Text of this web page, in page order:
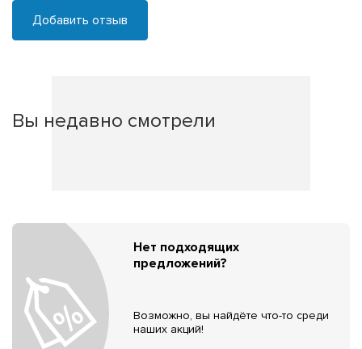
Добавить отзыв
Вы недавно смотрели
Нет подходящих
предложений?
Возможно, вы найдёте что-то среди
наших акций!